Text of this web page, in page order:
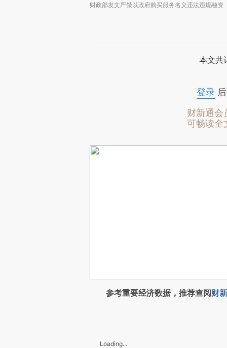
财政部发文严禁以政府购买服务名义违法违规融资
本文共
登录后
财新通会
可畅读全
参考重要经济数据，推荐查阅财
Loading...